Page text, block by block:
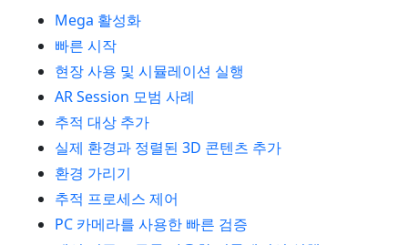
Mega 활성화
빠른 시작
현장 사용 및 시뮬레이션 실행
AR Session 모범 사례
추적 대상 추가
실제 환경과 정렬된 3D 콘텐츠 추가
환경 가리기
추적 프로세스 제어
PC 카메라를 사용한 빠른 검증